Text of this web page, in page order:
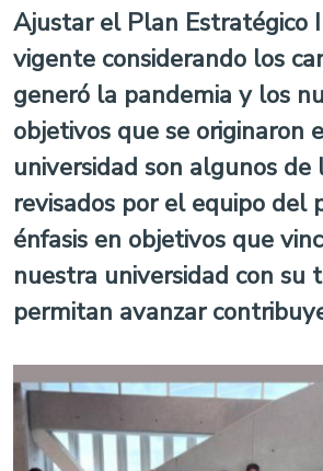
Ajustar el Plan Estratégico
vigente considerando los
generó la pandemia y los
objetivos que se originaron
universidad son algunos de
revisados por el equipo del
énfasis en objetivos que
nuestra universidad con su
permitan avanzar